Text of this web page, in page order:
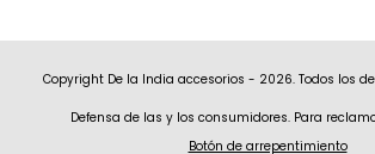
Copyright De la India accesorios - 2026. Todos los
Defensa de las y los consumidores. Para
Botón de arrepentimiento